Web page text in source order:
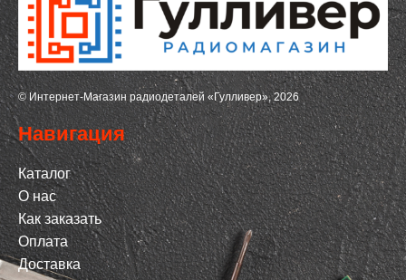
© Интернет-Магазин радиодеталей «Гулливер», 2026
Навигация
Каталог
О нас
Как заказать
Оплата
Доставка